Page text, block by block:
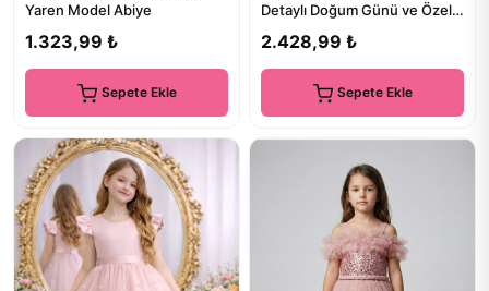
Yaren Model Abiye
1.323,99 ₺
Sepete Ekle
Detaylı Doğum Günü ve Özel
2.428,99 ₺
Sepete Ekle